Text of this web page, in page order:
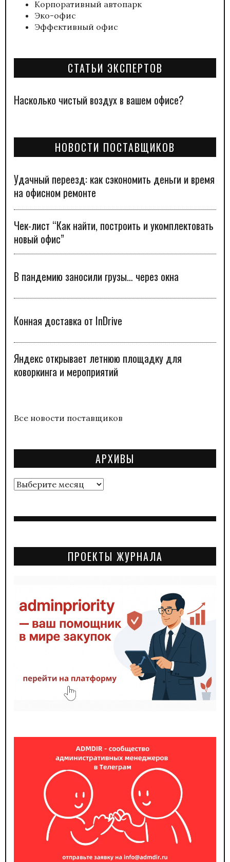
Корпоративный автопарк
Эко-офис
Эффективный офис
СТАТЬИ ЭКСПЕРТОВ
Насколько чистый воздух в вашем офисе?
НОВОСТИ ПОСТАВЩИКОВ
Удачный переезд: как сэкономить деньги и время
на офисном ремонте
Чек-лист “Как найти, построить и укомплектовать
новый офис”
В пандемию заносили грузы… через окна
Конная доставка от InDrive
Яндекс открывает летнюю площадку для
коворкинга и мероприятий
Все новости поставщиков
АРХИВЫ
Архивы
ПРОЕКТЫ ЖУРНАЛА